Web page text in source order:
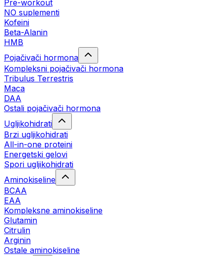
Pre-workout
NO suplementi
Kofeini
Beta-Alanin
HMB
Pojačivači hormona
Kompleksni pojačivači hormona
Tribulus Terrestris
Maca
DAA
Ostali pojačivači hormona
Ugljikohidrati
Brzi ugljikohidrati
All-in-one proteini
Energetski gelovi
Spori ugljikohidrati
Aminokiseline
BCAA
EAA
Kompleksne aminokiseline
Glutamin
Citrulin
Arginin
Ostale aminokiseline